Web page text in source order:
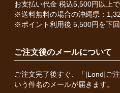
お支払い代金 税込5,500円以上
※送料無料の場合の沖縄県：
※ポイント利用後 5,500円を下
ご注文後のメールについて
ご注文完了後すぐ、「[Lond]ご
いう件名のメールが届きます。